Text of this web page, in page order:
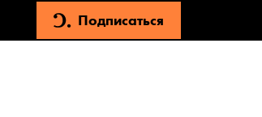
Подписаться